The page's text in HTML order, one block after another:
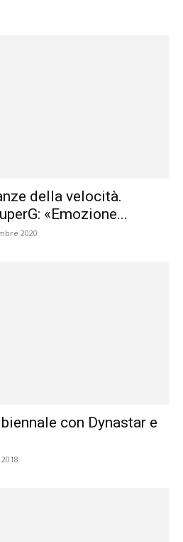
della velocità.
«Emozione...
2020
con Dynastar e